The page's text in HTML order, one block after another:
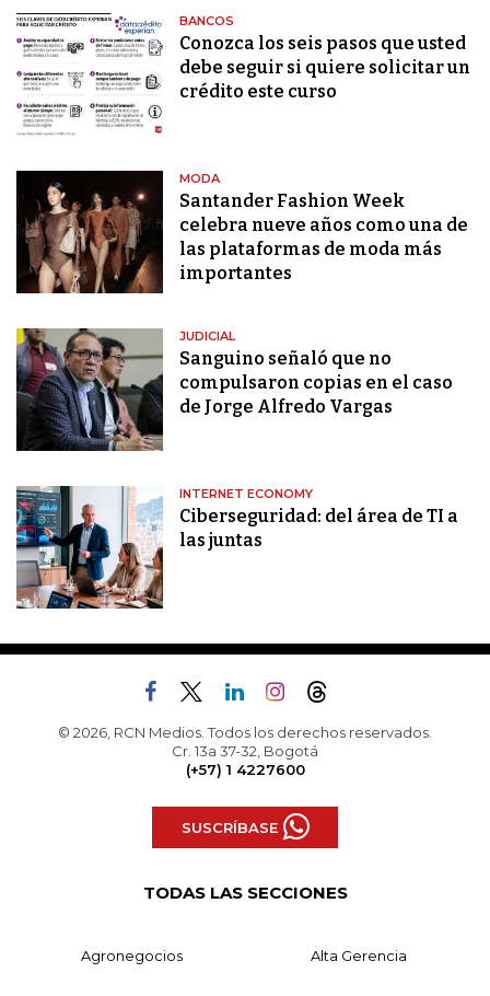
BANCOS
Conozca los seis pasos que usted
debe seguir si quiere solicitar un
crédito este curso
MODA
Santander Fashion Week
celebra nueve años como una de
las plataformas de moda más
importantes
JUDICIAL
Sanguino señaló que no
compulsaron copias en el caso
de Jorge Alfredo Vargas
INTERNET ECONOMY
Ciberseguridad: del área de TI a
las juntas
© 2026, RCN Medios. Todos los derechos reservados.
Cr. 13a 37-32, Bogotá
(+57) 1 4227600
SUSCRÍBASE
TODAS LAS SECCIONES
Agronegocios Alta Gerencia